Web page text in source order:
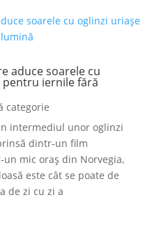
aduce soarele cu
pentru iernile fără
categorie
intermediul unor oglinzi
dintr-un film
mic oraș din Norvegia,
este cât se poate de
de zi cu zi a